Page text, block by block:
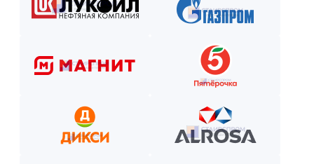
Отслеживайте этапы производства и монтажа.
Оплатите остаток после приёмки —
и наслаждайтесь новой конструкцией!